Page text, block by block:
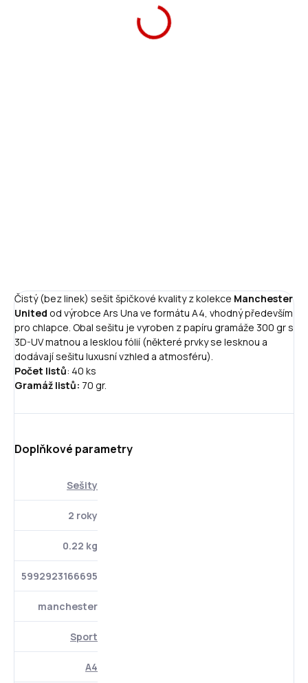
Čistý (bez linek) sešit špičkové kvality z kolekce Manchester
United od výrobce Ars Una ve formátu A4, vhodný především
pro chlapce. Obal sešitu je vyroben z papíru gramáže 300 gr s
3D-UV matnou a lesklou fólií (některé prvky se lesknou a
dodávají sešitu luxusní vzhled a atmosféru).
Počet listů: 40 ks
Gramáž listů: 70 gr.
Doplňkové parametry
Sešity
2 roky
0.22 kg
5992923166695
manchester
Sport
A4